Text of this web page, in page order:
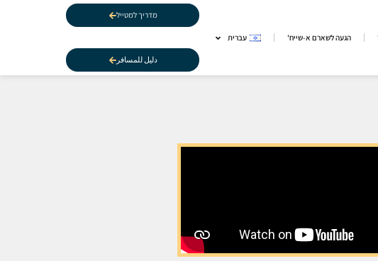
הגעה לשארם א-שייח' עברית
מדריך למטייל
دليل للمسافر